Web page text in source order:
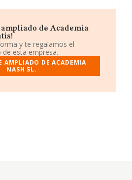
de Academia
y te regalamos el
esta empresa.
AMPLIADO DE ACADEMIA
NASH SL.